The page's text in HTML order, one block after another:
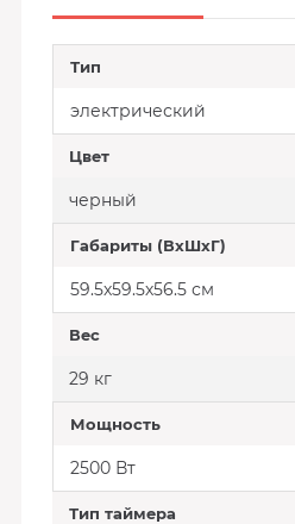
Тип
электрический
Цвет
черный
Габариты (ВхШхГ)
59.5х59.5х56.5 см
Вес
29 кг
Мощность
2500 Вт
Тип таймера